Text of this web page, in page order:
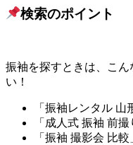
検索のポイント
振袖を探すときは、こ
い！
「振袖レンタル 山
「成人式 振袖 前撮
「振袖 撮影会 比較